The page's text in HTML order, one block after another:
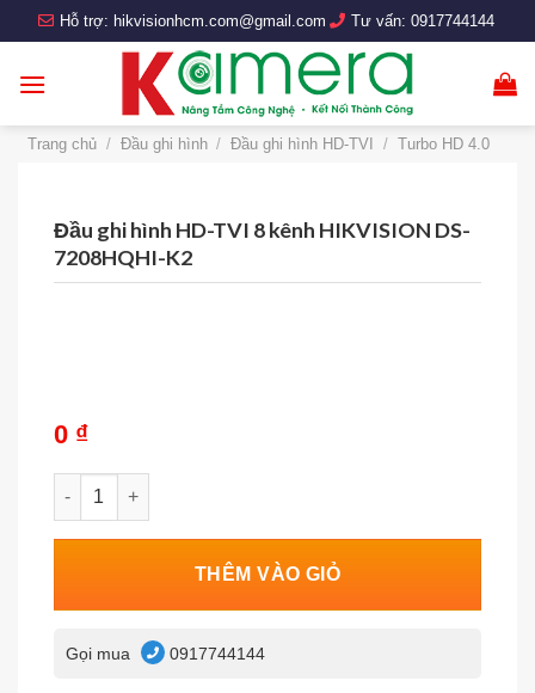
to
content
Hỗ trợ: hikvisionhcm.com@gmail.com Tư vấn: 0917744144
Trang chủ / Đầu ghi hình / Đầu ghi hình HD-TVI / Turbo HD 4.0
Đầu ghi hình HD-TVI 8 kênh HIKVISION DS-
7208HQHI-K2
0 ₫
Đầu ghi hình HD-TVI 8 kênh HIKVISION DS-7208HQHI-K2
THÊM VÀO GIỎ
Gọi mua 0917744144